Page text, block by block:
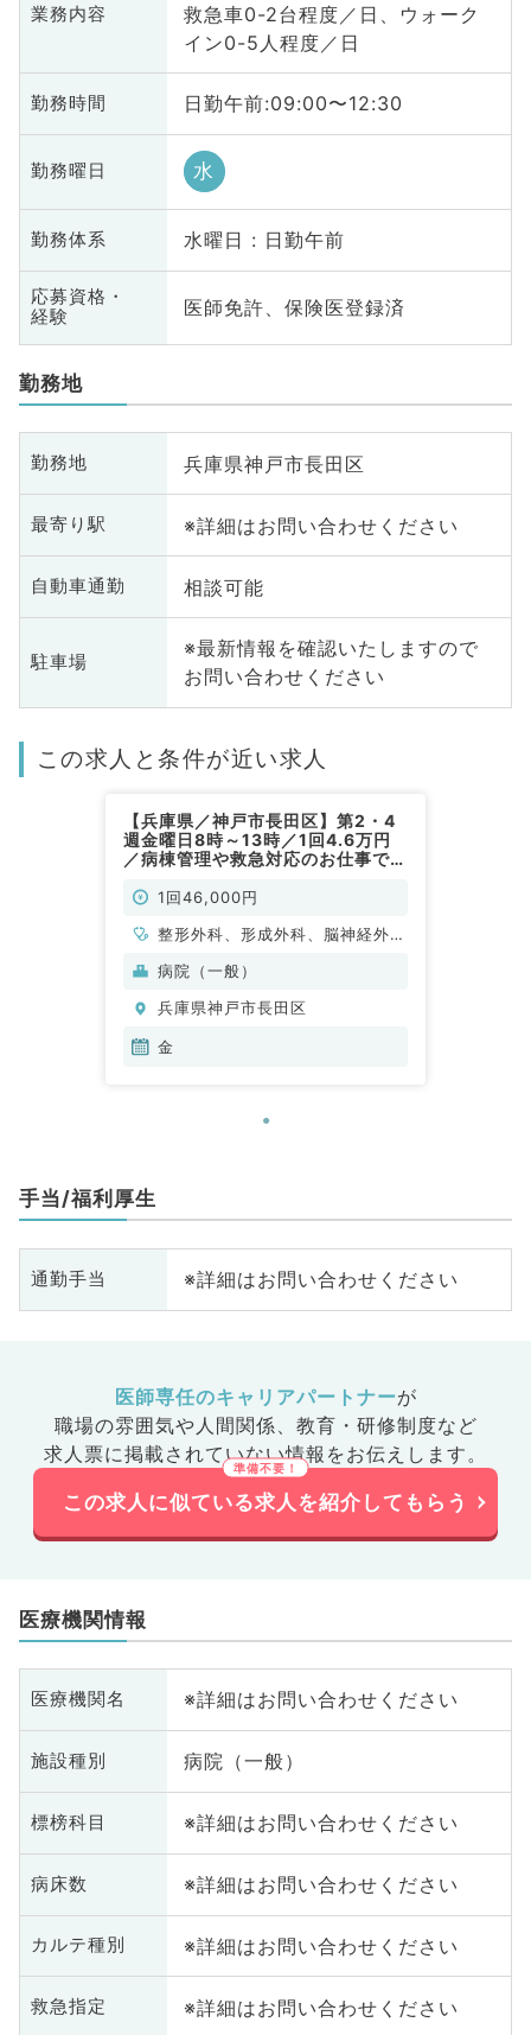
業務内容
救急車0-2台程度／日、ウォーク
イン0-5人程度／日
勤務時間 日勤午前:09:00〜12:30
勤務曜日 水
勤務体系 水曜日 : 日勤午前
応募資格・
経験
医師免許、保険医登録済
勤務地
勤務地 兵庫県神戸市長田区
最寄り駅 ※詳細はお問い合わせください
自動車通勤 相談可能
駐車場
※最新情報を確認いたしますので
お問い合わせください
この求人と条件が近い求人
【兵庫県／神戸市長田区】第2・4
週金曜日8時～13時／1回4.6万円
／病棟管理や救急対応のお仕事です
1回46,000円
整形外科、形成外科、脳神経外
科、呼吸器外科、心臓血管外科、
般、一般外科、消化器外科、乳腺
外科、大腸・肛門外科
病院（一般）
兵庫県神戸市長田区
金
手当/福利厚生
通勤手当 ※詳細はお問い合わせください
医師専任のキャリアパートナーが
職場の雰囲気や人間関係、 教育・研修制度など
求人票に掲載されていない情報をお伝えします。
この求人に似ている求人を紹介してもらう
医療機関情報
医療機関名 ※詳細はお問い合わせください
施設種別 病院（一般）
標榜科目 ※詳細はお問い合わせください
病床数 ※詳細はお問い合わせください
カルテ種別 ※詳細はお問い合わせください
救急指定 ※詳細はお問い合わせください